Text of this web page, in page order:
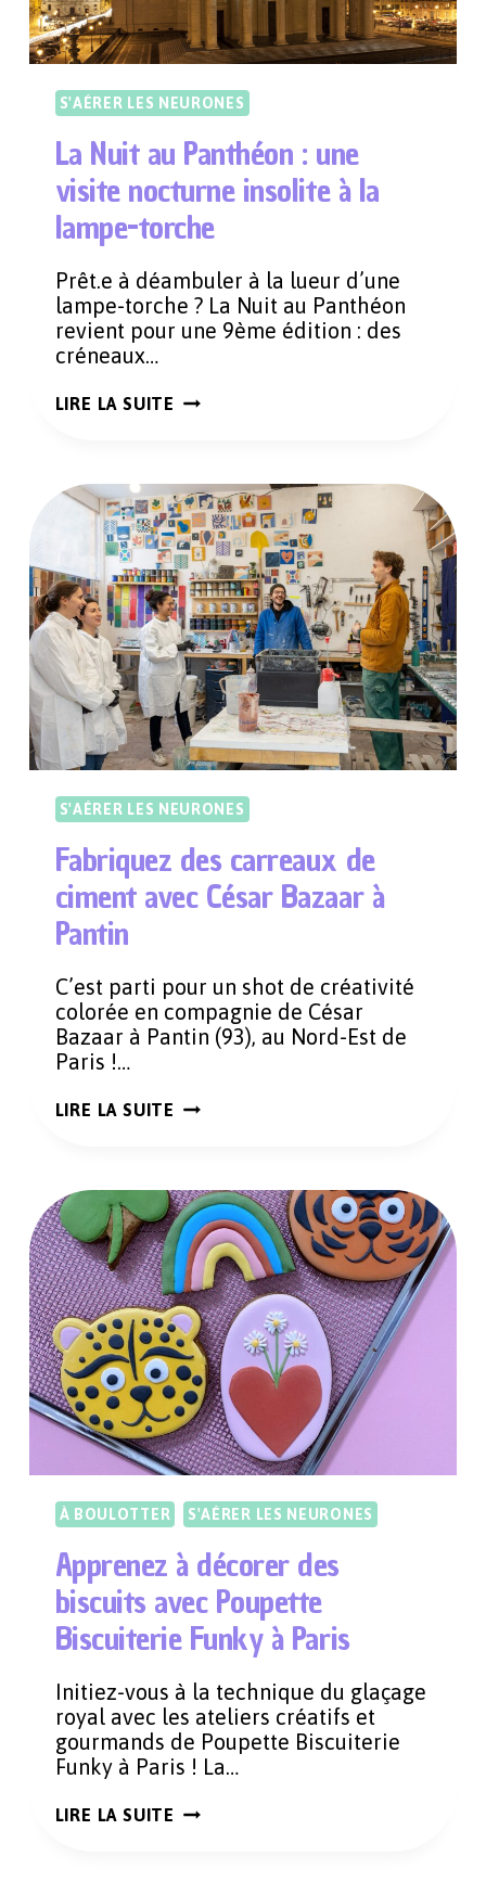
S'AÉRER LES NEURONES
La Nuit au Panthéon : une
visite nocturne insolite à la
lampe-torche
Prêt.e à déambuler à la lueur d’une
lampe-torche ? La Nuit au Panthéon
revient pour une 9ème édition : des
créneaux…
LIRE LA SUITE LA
UNE
VISITE
NOCTURNE
INSOLITE
À
LA
LAMPE-
TORCHE
S'AÉRER LES NEURONES
Fabriquez des carreaux de
ciment avec César Bazaar à
Pantin
C’est parti pour un shot de créativité
colorée en compagnie de César
Bazaar à Pantin (93), au Nord-Est de
Paris !…
LIRE LA SUITE FABRIQUEZ
AVEC
CÉSAR
BAZAAR
À
PANTIN
À BOULOTTER S'AÉRER LES NEURONES
Apprenez à décorer des
biscuits avec Poupette
Biscuiterie Funky à Paris
Initiez-vous à la technique du glaçage
royal avec les ateliers créatifs et
gourmands de Poupette Biscuiterie
Funky à Paris ! La…
LIRE LA SUITE APPRENEZ